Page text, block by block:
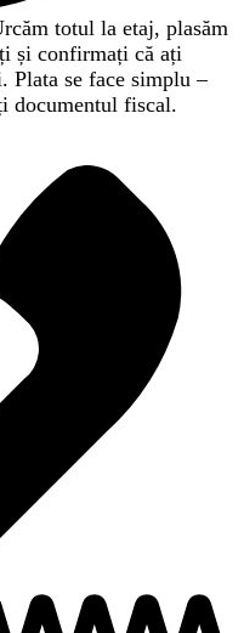
totul la etaj, plasăm
și confirmați că ați
se face simplu –
documentul fiscal.